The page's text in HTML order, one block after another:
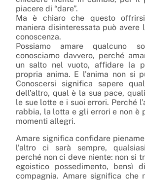
piacere di “dare”.
Ma è chiaro che questo
maniera disinteressata può avere
conoscenza.
Possiamo amare qualcuno
conosciamo davvero, perché
un salto nel vuoto, affidare la
propria anima. E l’anima non si
Conoscersi significa sapere
dell’altro, qual è la sua pace,
le sue lotte e i suoi errori. Perché
rabbia, la lotta e gli errori e non è
momenti allegri.
Amare significa confidare
l’altro ci sarà sempre,
perché non ci deve niente: non si
egoistico possedimento, bensì
compagnia. Amare significa che